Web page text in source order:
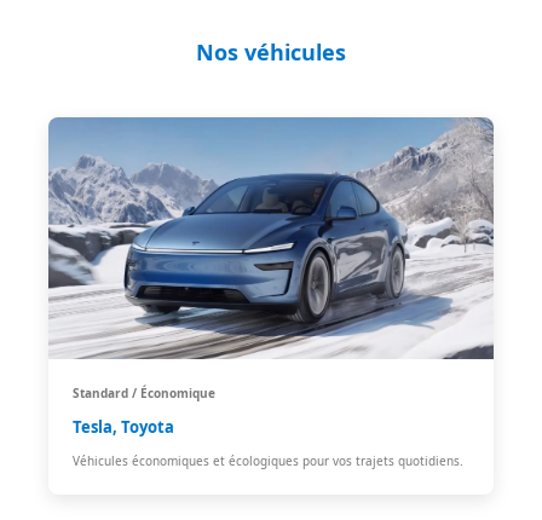
Nos véhicules
Standard / Économique
Tesla, Toyota
Véhicules économiques et écologiques pour vos trajets quotidiens.